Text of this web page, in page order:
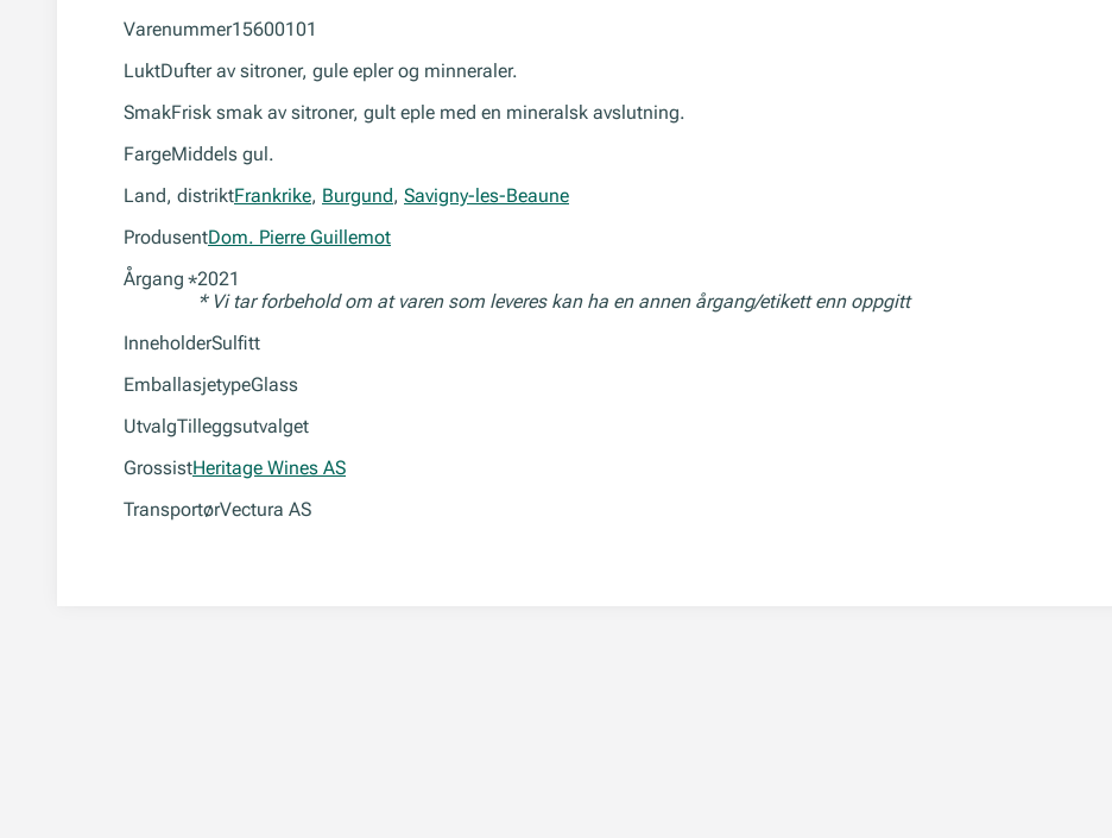
Varenummer15600101
LuktDufter av sitroner, gule epler og minneraler.
SmakFrisk smak av sitroner, gult eple med en mineralsk avslutning.
FargeMiddels gul.
Land, distriktFrankrike, Burgund, Savigny-les-Beaune
ProdusentDom. Pierre Guillemot
Årgang *2021
* Vi tar forbehold om at varen som leveres kan ha en annen årgang/etikett enn oppgitt
InneholderSulfitt
EmballasjetypeGlass
UtvalgTilleggsutvalget
GrossistHeritage Wines AS
TransportørVectura AS